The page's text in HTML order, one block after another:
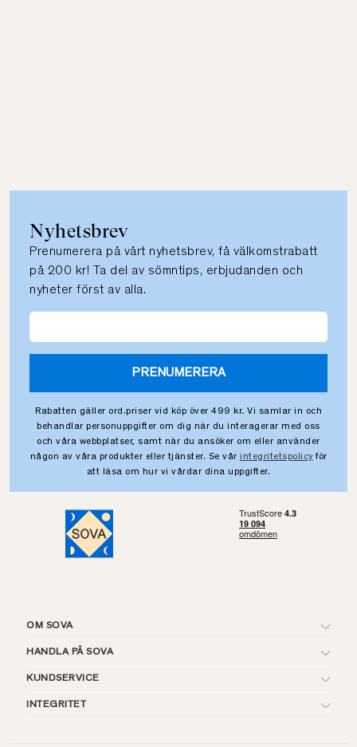
Nyhetsbrev
Prenumerera på vårt nyhetsbrev, få välkomstrabatt
på 200 kr! Ta del av sömntips, erbjudanden och
nyheter först av alla.
PRENUMERERA
Rabatten gäller ord.priser vid köp över 499 kr. Vi samlar in och
behandlar personuppgifter om dig när du interagerar med oss
och våra webbplatser, samt när du ansöker om eller använder
någon av våra produkter eller tjänster. Se vår integritetspolicy för
att läsa om hur vi vårdar dina uppgifter.
OM SOVA
HANDLA PÅ SOVA
KUNDSERVICE
INTEGRITET